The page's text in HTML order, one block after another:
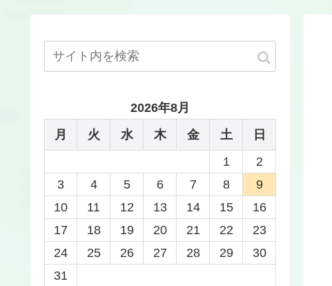
2026年8月
月
火 水 木 金 土
日
1
2
3
4 5 6 7 8
9
10
11 12 13 14 15
16
17
18 19 20 21 22
23
24
25 26 27 28 29
30
31